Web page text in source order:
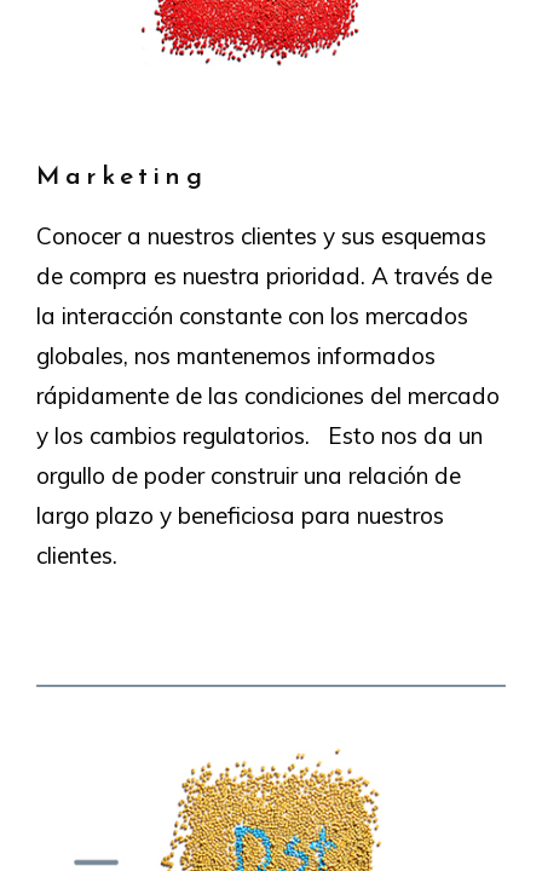
Marketing
Conocer a nuestros clientes y sus esquemas
de compra es nuestra prioridad. A través de
la interacción constante con los mercados
globales, nos mantenemos informados
rápidamente de las condiciones del mercado
y los cambios regulatorios. Esto nos da un
orgullo de poder construir una relación de
largo plazo y beneficiosa para nuestros
clientes.